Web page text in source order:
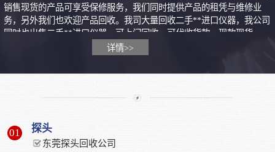
销售现货的产品可享受保修服务，我们同时提供产品的租凭与维修业
务，另外我们也欢迎产品回收。我司大量回收二手**进口仪器，我公司
同时也出售二手**进口仪器，可上门回收，可代收货款，现款现货。
期待你的光临/期待你的来电...相信你的直觉.. 我们的优势： 品种齐
货!您的满意是我们的追求！ 给我一个机会,还..
详情>>
01 探头
东莞探头回收公司